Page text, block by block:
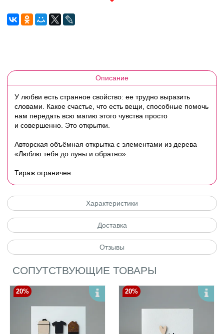
Описание
У любви есть странное свойство: ее трудно выразить
словами. Какое счастье, что есть вещи, способные помочь
нам передать всю магию этого чувства просто
и совершенно. Это открытки.
Авторская объёмная открытка с элементами из дерева
«Люблю тебя до луны и обратно».
Тираж ограничен.
Характеристики
Доставка
Отзывы
СОПУТСТВУЮЩИЕ ТОВАРЫ
20% 20%